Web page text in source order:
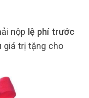
nộp lệ phí trước
giá trị tặng cho